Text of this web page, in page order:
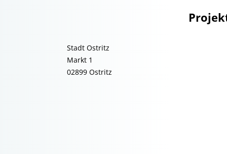
Stadt Ostritz
Markt 1
02899 Ostritz